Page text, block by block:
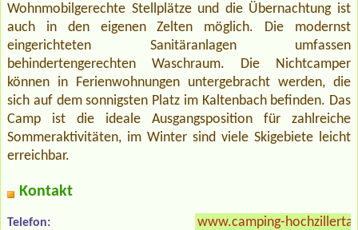
Wohnmobilgerechte Stellplätze und die Übernachtung ist
auch in den eigenen Zelten möglich. Die modernst
eingerichteten Sanitäranlagen umfassen
behindertengerechten Waschraum. Die Nichtcamper
können in Ferienwohnungen untergebracht werden, die
sich auf dem sonnigsten Platz im Kaltenbach befinden. Das
Camp ist die ideale Ausgangsposition für zahlreiche
Sommeraktivitäten, im Winter sind viele Skigebiete leicht
erreichbar.
Kontakt
Telefon: www.camping-